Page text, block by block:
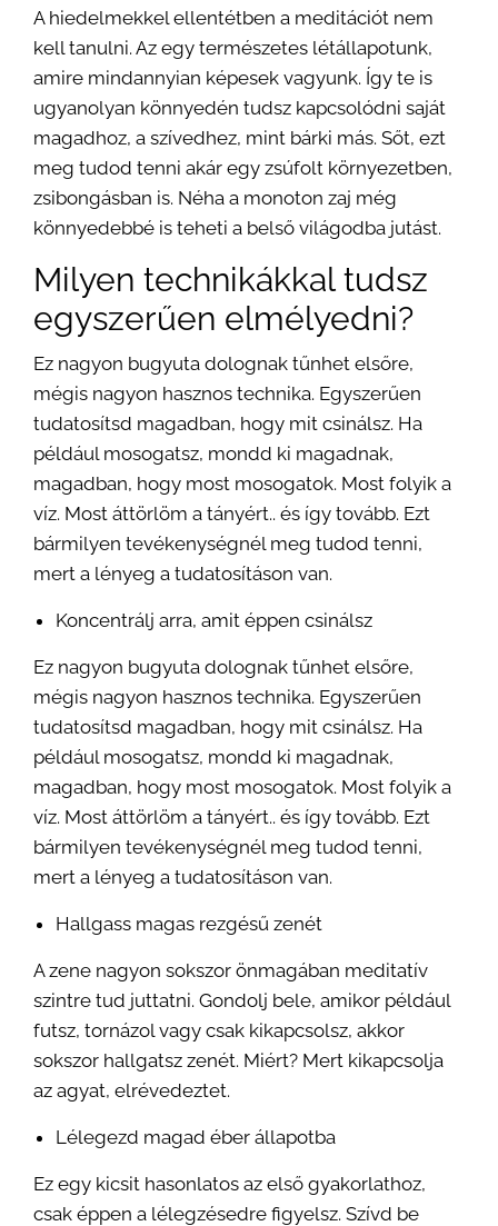
A hiedelmekkel ellentétben a meditációt nem
kell tanulni. Az egy természetes létállapotunk,
amire mindannyian képesek vagyunk. Így te is
ugyanolyan könnyedén tudsz kapcsolódni saját
magadhoz, a szívedhez, mint bárki más. Sőt, ezt
meg tudod tenni akár egy zsúfolt környezetben,
zsibongásban is. Néha a monoton zaj még
könnyedebbé is teheti a belső világodba jutást.
Milyen technikákkal tudsz
egyszerűen elmélyedni?
Ez nagyon bugyuta dolognak tűnhet elsőre,
mégis nagyon hasznos technika. Egyszerűen
tudatosítsd magadban, hogy mit csinálsz. Ha
például mosogatsz, mondd ki magadnak,
magadban, hogy most mosogatok. Most folyik a
víz. Most áttörlöm a tányért.. és így tovább. Ezt
bármilyen tevékenységnél meg tudod tenni,
mert a lényeg a tudatosításon van.
Koncentrálj arra, amit éppen csinálsz
Ez nagyon bugyuta dolognak tűnhet elsőre,
mégis nagyon hasznos technika. Egyszerűen
tudatosítsd magadban, hogy mit csinálsz. Ha
például mosogatsz, mondd ki magadnak,
magadban, hogy most mosogatok. Most folyik a
víz. Most áttörlöm a tányért.. és így tovább. Ezt
bármilyen tevékenységnél meg tudod tenni,
mert a lényeg a tudatosításon van.
Hallgass magas rezgésű zenét
A zene nagyon sokszor önmagában meditatív
szintre tud juttatni. Gondolj bele, amikor például
futsz, tornázol vagy csak kikapcsolsz, akkor
sokszor hallgatsz zenét. Miért? Mert kikapcsolja
az agyat, elrévedeztet.
Lélegezd magad éber állapotba
Ez egy kicsit hasonlatos az első gyakorlathoz,
csak éppen a lélegzésedre figyelsz. Szívd be